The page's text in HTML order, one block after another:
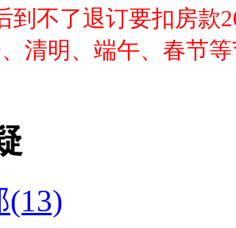
到不了退订要扣房款
清明、端午、春节
(13)